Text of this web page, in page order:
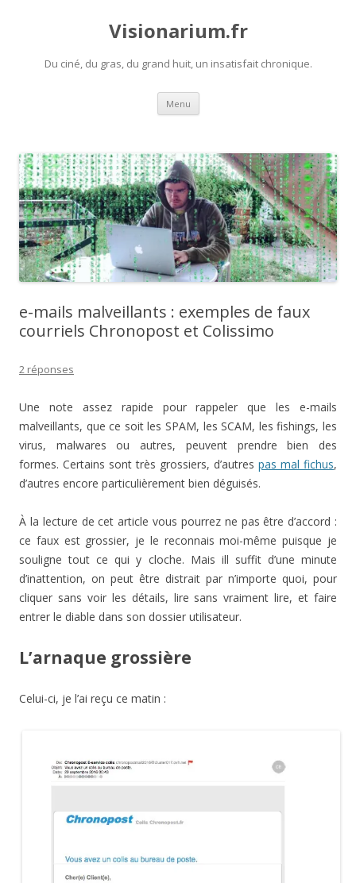
Visionarium.fr
Du ciné, du gras, du grand huit, un insatisfait chronique.
Menu Aller
contenu
e-mails malveillants : exemples de faux
courriels Chronopost et Colissimo
2 réponses
Une note assez rapide pour rappeler que les e-mails
malveillants, que ce soit les SPAM, les SCAM, les fishings, les
virus, malwares ou autres, peuvent prendre bien des
formes. Certains sont très grossiers, d’autres pas mal fichus,
d’autres encore particulièrement bien déguisés.
À la lecture de cet article vous pourrez ne pas être d’accord :
ce faux est grossier, je le reconnais moi-même puisque je
souligne tout ce qui y cloche. Mais ill suffit d’une minute
d’inattention, on peut être distrait par n’importe quoi, pour
cliquer sans voir les détails, lire sans vraiment lire, et faire
entrer le diable dans son dossier utilisateur.
L’arnaque grossière
Celui-ci, je l’ai reçu ce matin :